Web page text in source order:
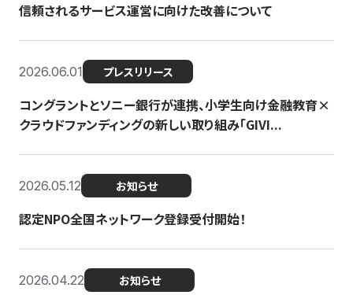
信頼されるサービス運営に向けた改善について
2026.06.01 プレスリリース
コングラントとソニー銀行が連携、小学生向け金融教育×
クラウドファンディングの新しい取り組み「GIVI...
2026.05.12 お知らせ
認定NPO全国ネットワーク登録受付開始！
2026.04.22 お知らせ